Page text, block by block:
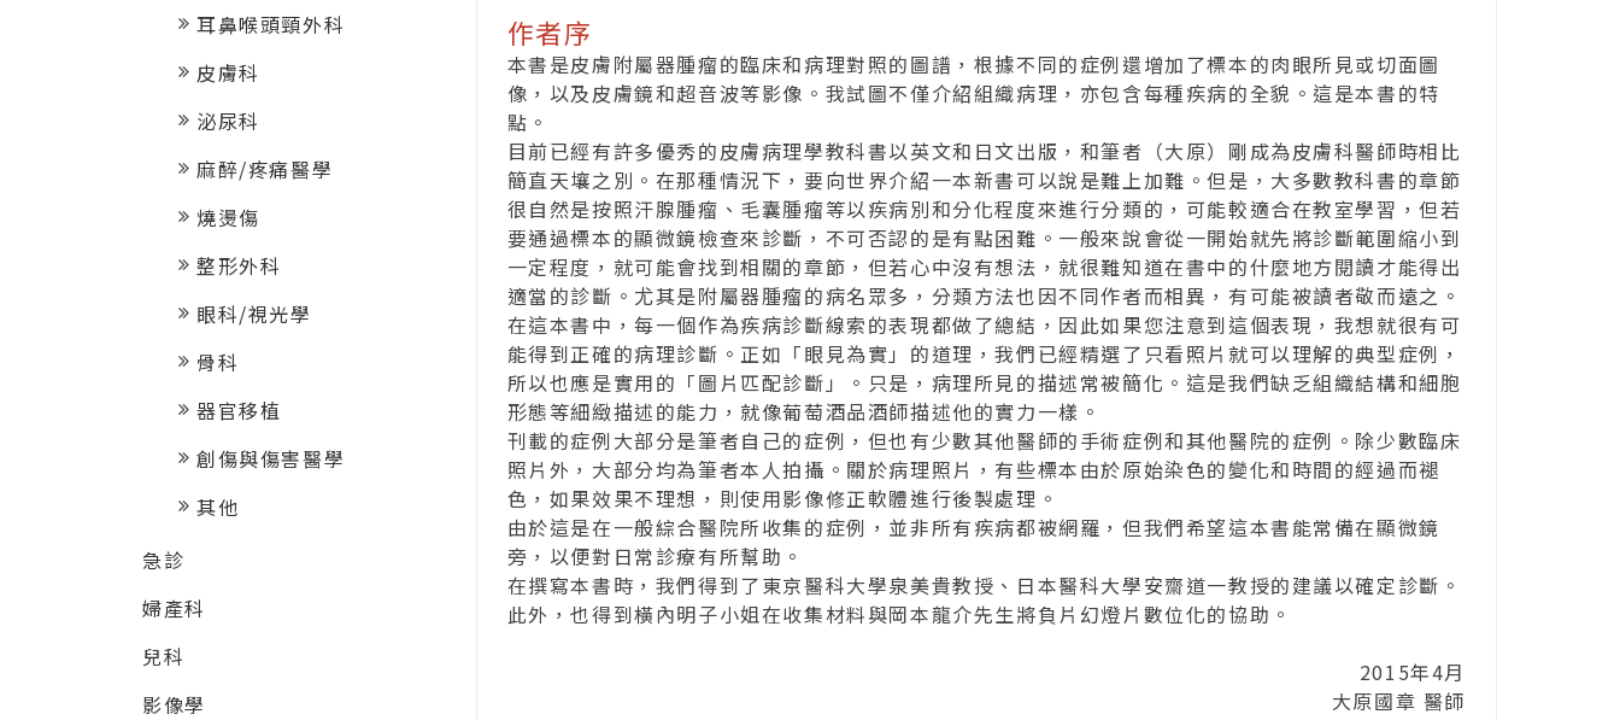
耳鼻喉頭頸外科
皮膚科
泌尿科
麻醉/疼痛醫學
燒燙傷
整形外科
眼科/視光學
骨科
器官移植
創傷與傷害醫學
其他
急診
婦產科
兒科
影像學
作者序
本書是皮膚附屬器腫瘤的臨床和病理對照的圖譜，根據不同的症例還增加了標本的肉眼所見或切面圖
像，以及皮膚鏡和超音波等影像。我試圖不僅介紹組織病理，亦包含每種疾病的全貌。這是本書的特
點。
目前已經有許多優秀的皮膚病理學教科書以英文和日文出版，和筆者（大原）剛成為皮膚科醫師時相比
簡直天壤之別。在那種情況下，要向世界介紹一本新書可以說是難上加難。但是，大多數教科書的章節
很自然是按照汗腺腫瘤、毛囊腫瘤等以疾病別和分化程度來進行分類的，可能較適合在教室學習，但若
要通過標本的顯微鏡檢查來診斷，不可否認的是有點困難。一般來說會從一開始就先將診斷範圍縮小到
一定程度，就可能會找到相關的章節，但若心中沒有想法，就很難知道在書中的什麼地方閱讀才能得出
適當的診斷。尤其是附屬器腫瘤的病名眾多，分類方法也因不同作者而相異，有可能被讀者敬而遠之。
在這本書中，每一個作為疾病診斷線索的表現都做了總結，因此如果您注意到這個表現，我想就很有可
能得到正確的病理診斷。正如「眼見為實」的道理，我們已經精選了只看照片就可以理解的典型症例，
所以也應是實用的「圖片匹配診斷」。只是，病理所見的描述常被簡化。這是我們缺乏組織結構和細胞
形態等細緻描述的能力，就像葡萄酒品酒師描述他的實力一樣。
刊載的症例大部分是筆者自己的症例，但也有少數其他醫師的手術症例和其他醫院的症例。除少數臨床
照片外，大部分均為筆者本人拍攝。關於病理照片，有些標本由於原始染色的變化和時間的經過而褪
色，如果效果不理想，則使用影像修正軟體進行後製處理。
由於這是在一般綜合醫院所收集的症例，並非所有疾病都被網羅，但我們希望這本書能常備在顯微鏡
旁，以便對日常診療有所幫助。
在撰寫本書時，我們得到了東京醫科大學泉美貴教授、日本醫科大學安齋道一教授的建議以確定診斷。
此外，也得到橫內明子小姐在收集材料與岡本龍介先生將負片幻燈片數位化的協助。
2015年4月
大原國章 醫師